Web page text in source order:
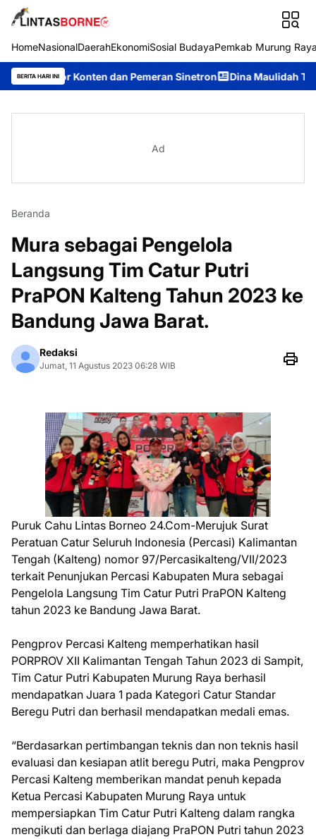
HomeNasionalDaerahEkonomiSosial BudayaPemkab Murung
BERITA HARI INI
Konten dan Pemeran Sinetron Dina Maulidah Terpilih
Ad
Beranda
Mura sebagai Pengelola
Langsung Tim Catur Putri
PraPON Kalteng Tahun 2023 ke
Bandung Jawa Barat.
Redaksi
Jumat, 11 Agustus 2023 06:28 WIB
Puruk Cahu Lintas Borneo 24.Com-Merujuk Surat
Peratuan Catur Seluruh Indonesia (Percasi) Kalimantan
Tengah (Kalteng) nomor 97/Percasikalteng/VII/2023
terkait Penunjukan Percasi Kabupaten Mura sebagai
Pengelola Langsung Tim Catur Putri PraPON Kalteng
tahun 2023 ke Bandung Jawa Barat.
Pengprov Percasi Kalteng memperhatikan hasil
PORPROV XII Kalimantan Tengah Tahun 2023 di Sampit,
Tim Catur Putri Kabupaten Murung Raya berhasil
mendapatkan Juara 1 pada Kategori Catur Standar
Beregu Putri dan berhasil mendapatkan medali emas.
“Berdasarkan pertimbangan teknis dan non teknis hasil
evaluasi dan kesiapan atlit beregu Putri, maka Pengprov
Percasi Kalteng memberikan mandat penuh kepada
Ketua Percasi Kabupaten Murung Raya untuk
mempersiapkan Tim Catur Putri Kalteng dalam rangka
mengikuti dan berlaga diajang PraPON Putri tahun 2023